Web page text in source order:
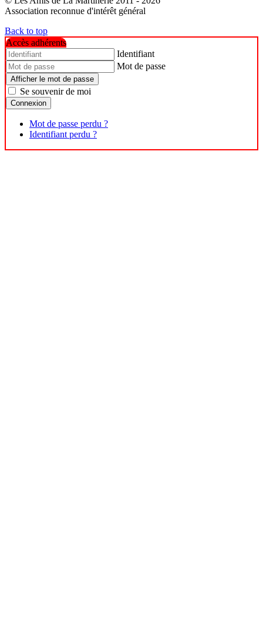
Association reconnue d'intérêt général
Back to top
Accès adhérents
Identifiant
Mot de passe
Afficher le mot de passe
Se souvenir de moi
Connexion
Mot de passe perdu ?
Identifiant perdu ?